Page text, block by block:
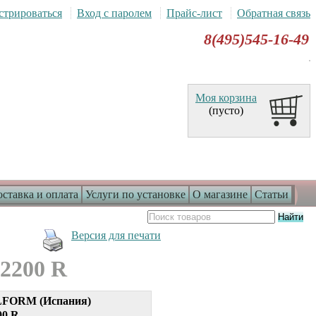
и оплата Услуги по установке О магазине Статьи
Вход с паролем Прайс-лист Обратная связь
8(495)545-16-49
Моя корзина
(пусто)
Версия для печати
R
(Испания)